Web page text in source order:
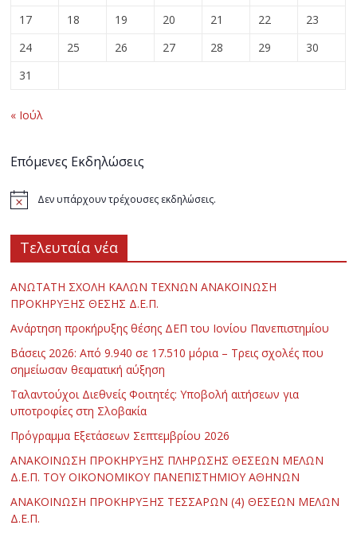
17
18 19 20 21 22
23
24
25 26 27 28 29
30
31
« Ιούλ
Επόμενες Εκδηλώσεις
Δεν υπάρχουν τρέχουσες εκδηλώσεις.
Τελευταία νέα
ΑΝΩΤΑΤΗ ΣΧΟΛΗ ΚΑΛΩΝ ΤΕΧΝΩΝ ΑΝΑΚΟΙΝΩΣΗ
ΠΡΟΚΗΡΥΞΗΣ ΘΕΣΗΣ Δ.Ε.Π.
Ανάρτηση προκήρυξης θέσης ΔΕΠ του Ιονίου Πανεπιστημίου
Βάσεις 2026: Από 9.940 σε 17.510 μόρια – Τρεις σχολές που
σημείωσαν θεαματική αύξηση
Ταλαντούχοι Διεθνείς Φοιτητές: Υποβολή αιτήσεων για
υποτροφίες στη Σλοβακία
Πρόγραμμα Εξετάσεων Σεπτεμβρίου 2026
ΑΝΑΚΟΙΝΩΣΗ ΠΡΟΚΗΡΥΞΗΣ ΠΛΗΡΩΣΗΣ ΘΕΣΕΩΝ ΜΕΛΩΝ
Δ.Ε.Π. ΤΟΥ ΟΙΚΟΝΟΜΙΚΟΥ ΠΑΝΕΠΙΣΤΗΜΙΟΥ ΑΘΗΝΩΝ
ΑΝΑΚΟΙΝΩΣΗ ΠΡΟΚΗΡΥΞΗΣ ΤΕΣΣΑΡΩΝ (4) ΘΕΣΕΩΝ ΜΕΛΩΝ
Δ.Ε.Π.